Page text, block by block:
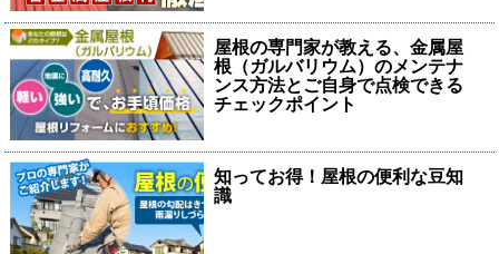
屋根の専門家が教える、金属屋
根（ガルバリウム）のメンテナ
ンス方法とご自身で点検できる
チェックポイント
知ってお得！屋根の便利な豆知
識